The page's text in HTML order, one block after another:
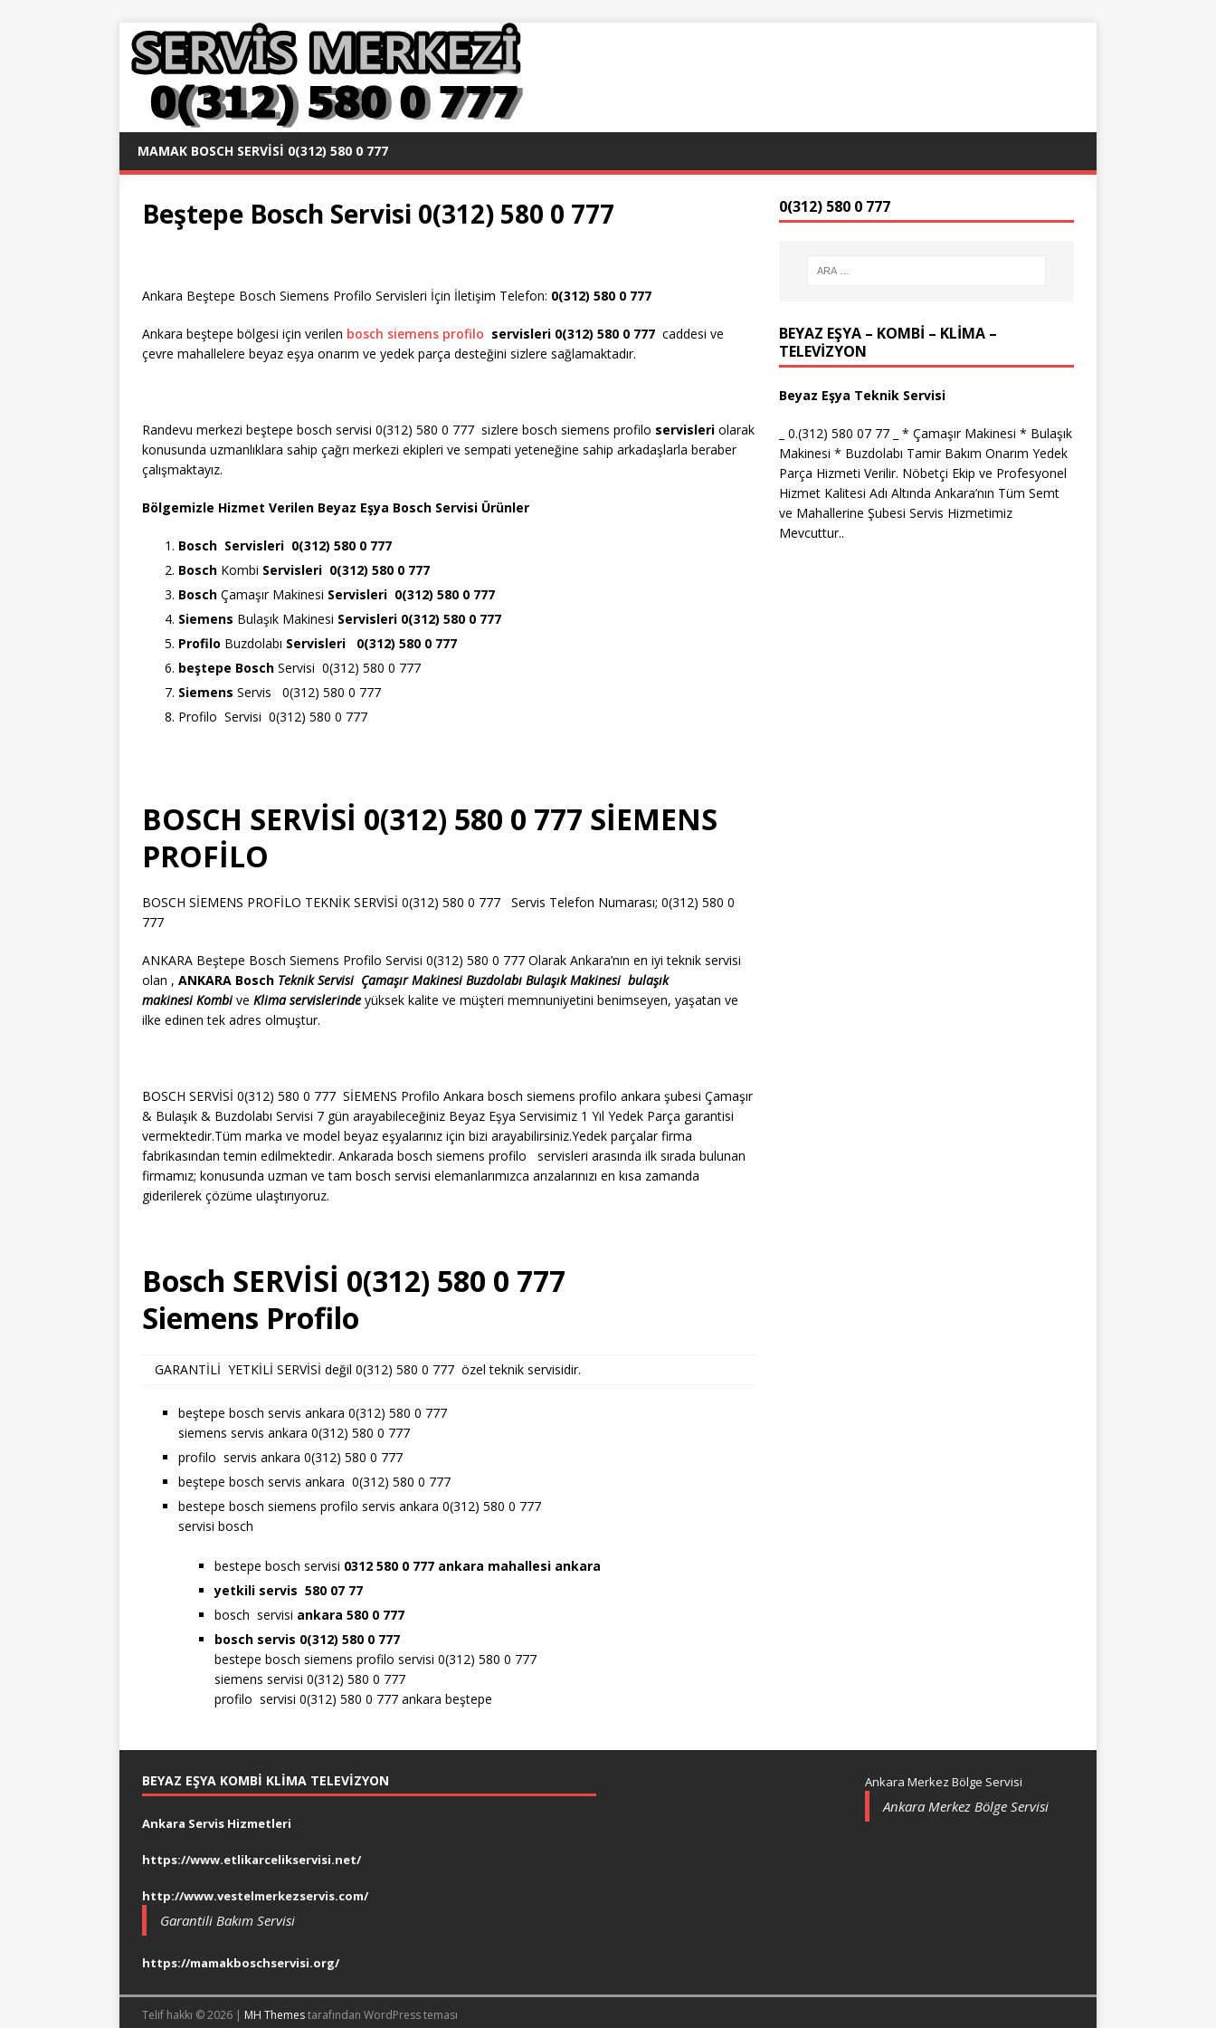
MAMAK BOSCH SERVISI 0(312) 580 0 777
Beştepe Bosch Servisi 0(312) 580 0 777
Ankara Beştepe Bosch Siemens Profilo Servisleri İçin İletişim Telefon: 0(312) 580 0 777
Ankara beştepe bölgesi için verilen bosch siemens profilo servisleri 0(312) 580 0 777 caddesi ve
çevre mahallelere beyaz eşya onarım ve yedek parça desteğini sizlere sağlamaktadır.
Randevu merkezi beştepe bosch servisi 0(312) 580 0 777 sizlere bosch siemens profilo servisleri olarak
konusunda uzmanlıklara sahip çağrı merkezi ekipleri ve sempati yeteneğine sahip arkadaşlarla beraber
çalışmaktayız.
Bölgemizle Hizmet Verilen Beyaz Eşya Bosch Servisi Ürünler
Bosch Servisleri 0(312) 580 0 777
Bosch Kombi Servisleri 0(312) 580 0 777
Bosch Çamaşır Makinesi Servisleri 0(312) 580 0 777
Siemens Bulaşık Makinesi Servisleri 0(312) 580 0 777
Profilo Buzdolabı Servisleri 0(312) 580 0 777
beştepe Bosch Servisi 0(312) 580 0 777
Siemens Servis 0(312) 580 0 777
Profilo Servisi 0(312) 580 0 777
BOSCH SERVİSİ 0(312) 580 0 777 SİEMENS
PROFİLO
BOSCH SİEMENS PROFİLO TEKNİK SERVİSİ 0(312) 580 0 777 Servis Telefon Numarası; 0(312) 580 0
777
ANKARA Beştepe Bosch Siemens Profilo Servisi 0(312) 580 0 777 Olarak Ankara’nın en iyi teknik servisi
olan , ANKARA Bosch Teknik Servisi Çamaşır MakinesiBuzdolabı Bulaşık Makinesi bulaşık
makinesiKombive Klima servislerinde yüksek kalite ve müşteri memnuniyetini benimseyen, yaşatan ve
ilke edinen tek adres olmuştur.
BOSCH SERVİSİ 0(312) 580 0 777 SİEMENS Profilo Ankara bosch siemens profilo ankara şubesi Çamaşır
& Bulaşık & Buzdolabı Servisi 7 gün arayabileceğiniz Beyaz Eşya Servisimiz 1 Yıl Yedek Parça garantisi
vermektedir.Tüm marka ve model beyaz eşyalarınız için bizi arayabilirsiniz.Yedek parçalar firma
fabrikasından temin edilmektedir. Ankarada bosch siemens profilo servisleri arasında ilk sırada bulunan
firmamız; konusunda uzman ve tam bosch servisi elemanlarımızca arızalarınızı en kısa zamanda
giderilerek çözüme ulaştırıyoruz.
Bosch SERVİSİ 0(312) 580 0 777
Siemens Profilo
GARANTİLİ YETKİLİ SERVİSİ değil 0(312) 580 0 777 özel teknik servisidir.
beştepe bosch servis ankara 0(312) 580 0 777
siemens servis ankara 0(312) 580 0 777
profilo servis ankara 0(312) 580 0 777
beştepe bosch servis ankara 0(312) 580 0 777
bestepe bosch siemens profilo servis ankara 0(312) 580 0 777
servisi bosch
bestepe bosch servisi 0312 580 0 777 ankara mahallesi ankara
yetkili servis 580 07 77
bosch servisi ankara 580 0 777
bosch servis 0(312) 580 0 777
bestepe bosch siemens profilo servisi 0(312) 580 0 777
siemens servisi 0(312) 580 0 777
profilo servisi 0(312) 580 0 777 ankara beştepe
0(312) 580 0 777
BEYAZ EŞYA – KOMBİ – KLİMA –
TELEVİZYON
Beyaz Eşya Teknik Servisi
_ 0.(312) 580 07 77 _ * Çamaşır Makinesi * Bulaşık
Makinesi * Buzdolabı Tamir Bakım Onarım Yedek
Parça Hizmeti Verilir. Nöbetçi Ekip ve Profesyonel
Hizmet Kalitesi Adı Altında Ankara’nın Tüm Semt
ve Mahallerine Şubesi Servis Hizmetimiz
Mevcuttur..
BEYAZ EŞYA KOMBI KLIMA TELEVIZYON
Ankara Servis Hizmetleri
https://www.etlikarcelikservisi.net/
http://www.vestelmerkezservis.com/
Garantili Bakım Servisi
https://mamakboschservisi.org/
Ankara Merkez Bölge Servisi
Ankara Merkez Bölge Servisi
Telif hakkı © 2026 | MH Themestarafından WordPress teması